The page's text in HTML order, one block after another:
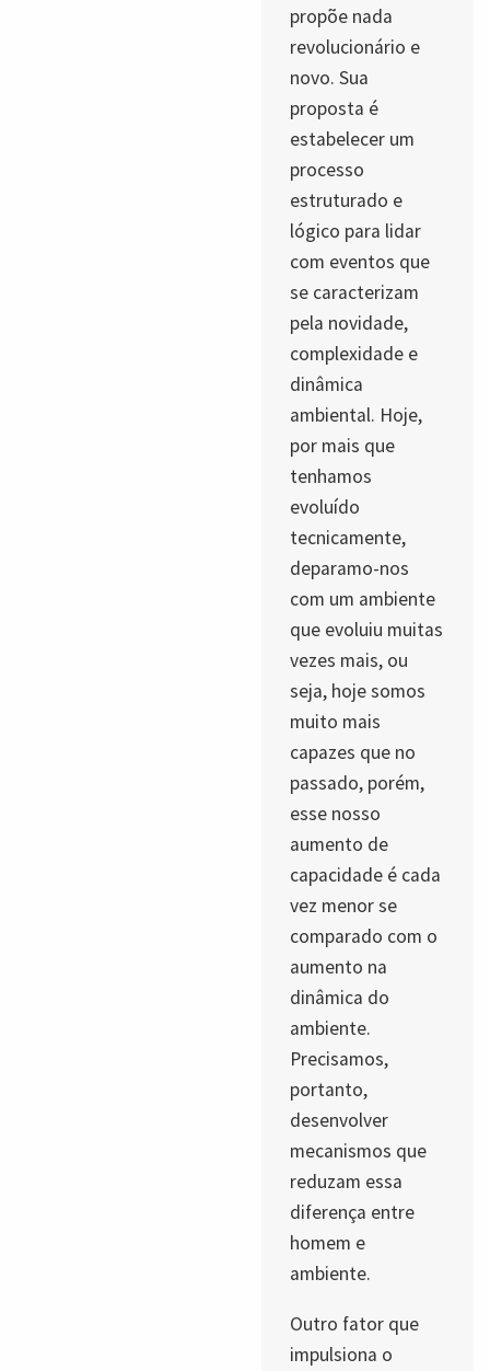
propõe nada
revolucionário e
novo. Sua
proposta é
estabelecer um
processo
estruturado e
lógico para lidar
com eventos que
se caracterizam
pela novidade,
complexidade e
dinâmica
ambiental. Hoje,
por mais que
tenhamos
evoluído
tecnicamente,
deparamo-nos
com um ambiente
que evoluiu muitas
vezes mais, ou
seja, hoje somos
muito mais
capazes que no
passado, porém,
esse nosso
aumento de
capacidade é cada
vez menor se
comparado com o
aumento na
dinâmica do
ambiente.
Precisamos,
portanto,
desenvolver
mecanismos que
reduzam essa
diferença entre
homem e
ambiente.
Outro fator que
impulsiona o